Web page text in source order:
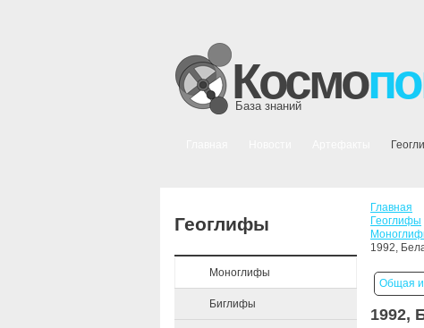
Космо
База знаний
Геоглифы
Моноглифы
Биглифы
Главная
Геоглифы
1992,
Общая
1992,